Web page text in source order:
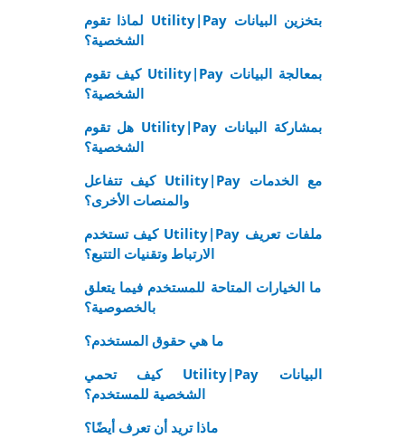
لماذا تقوم Utility|Pay بتخزين البيانات
الشخصية؟
كيف تقوم Utility|Pay بمعالجة البيانات
الشخصية؟
هل تقوم Utility|Pay بمشاركة البيانات
الشخصية؟
كيف تتفاعل Utility|Pay مع الخدمات
والمنصات الأخرى؟
كيف تستخدم Utility|Pay ملفات تعريف
الارتباط وتقنيات التتبع؟
ما الخيارات المتاحة للمستخدم فيما يتعلق
بالخصوصية؟
ما هي حقوق المستخدم؟
كيف تحمي Utility|Pay البيانات
الشخصية للمستخدم؟
ماذا تريد أن تعرف أيضًا؟